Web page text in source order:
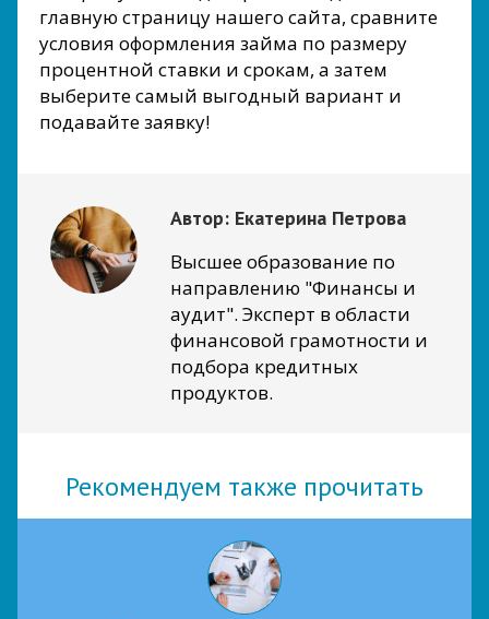
главную страницу нашего сайта, сравните
условия оформления займа по размеру
процентной ставки и срокам, а затем
выберите самый выгодный вариант и
подавайте заявку!
Автор: Екатерина Петрова
Высшее образование по
направлению "Финансы и
аудит". Эксперт в области
финансовой грамотности и
подбора кредитных
продуктов.
Рекомендуем также прочитать